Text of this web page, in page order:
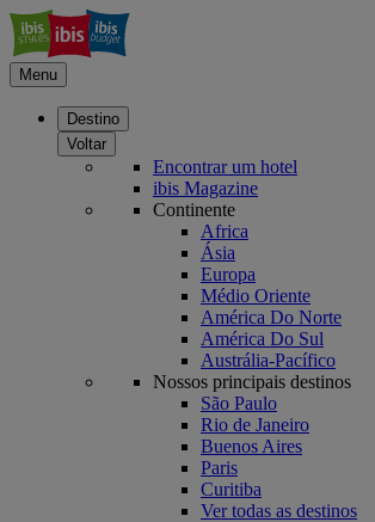
Menu
Destino
Voltar
Encontrar um hotel
ibis Magazine
Continente
Africa
Ásia
Europa
Médio Oriente
América Do Norte
América Do Sul
Austrália-Pacífico
Nossos principais destinos
São Paulo
Rio de Janeiro
Buenos Aires
Paris
Curitiba
Ver todas as destinos